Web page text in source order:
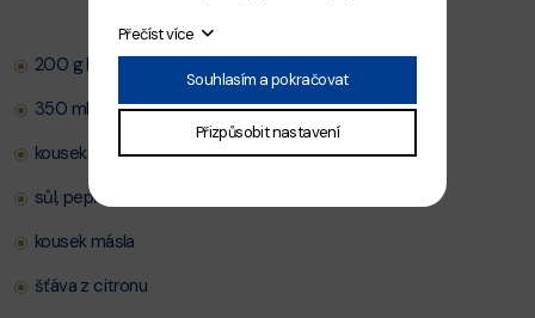
200 g bulguru
350 ml kuřecího vývaru
kousek dobrého tvrdého sýra
sůl, pepř
kousek másla
šťáva z citronu
Přečíst více
Souhlasím a pokračovat
Přizpůsobit nastavení